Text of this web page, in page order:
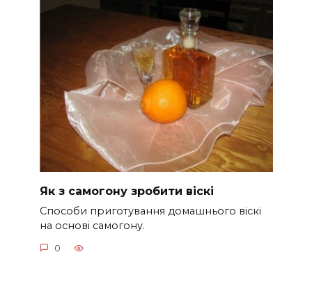
Як з самогону зробити віскі
Способи приготування домашнього віскі
на основі самогону.
0